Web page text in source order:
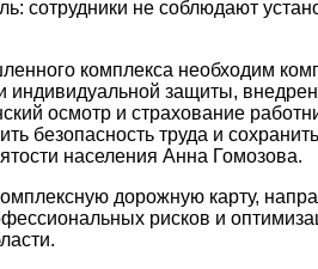
сотрудники не соблюдают
комплекса необходим
индивидуальной защиты,
осмотр и страхование
безопасность труда и
населения Анна Гомозова.
дорожную карту,
рисков и